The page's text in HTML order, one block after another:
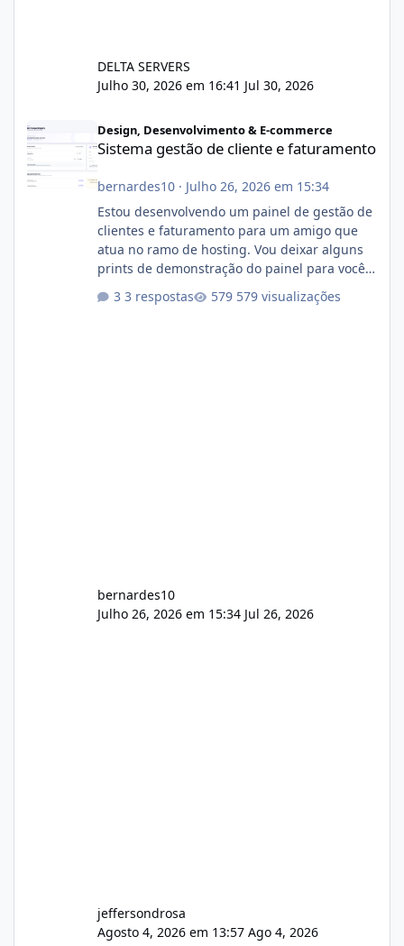
DELTA SERVERS
Julho 30, 2026 em 16:41 Jul 30, 2026
Design, Desenvolvimento & E-commerce
Sistema gestão de cliente e faturamento
bernardes10· Julho 26, 2026 em 15:34
Estou desenvolvendo um painel de gestão de
clientes e faturamento para um amigo que
atua no ramo de hosting. Vou deixar alguns
prints de demonstração do painel para vocês
com cerca de 80% concluído e conta com
3 respostas 579 visualizações
bernardes10
Julho 26, 2026 em 15:34 Jul 26, 2026
jeffersondrosa
Agosto 4, 2026 em 13:57 Ago 4, 2026